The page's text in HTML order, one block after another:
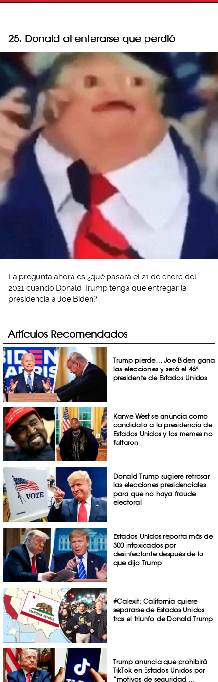
25. Donald al enterarse que perdió
La pregunta ahora es ¿qué pasará el 21 de enero del
2021 cuando Donald Trump tenga que entregar la
presidencia a Joe Biden?
Artículos Recomendados
Trump pierde… Joe Biden gana
las elecciones y será el 46º
presidente de Estados Unidos
Kanye West se anuncia como
candidato a la presidencia de
Estados Unidos y los memes no
faltaron
Donald Trump sugiere retrasar
las elecciones presidenciales
para que no haya fraude
electoral
Estados Unidos reporta más de
300 intoxicados por
desinfectante después de lo
que dijo Trump
#Calexit: California quiere
separarse de Estados Unidos
tras el triunfo de Donald Trump
Trump anuncia que prohibirá
TikTok en Estados Unidos por
“motivos de seguridad ...